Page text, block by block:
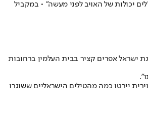
יכולות של האויב לפני מעשה" • במקביל
ישראל אפרים קציר בבית העלמין ברחובות
יירטו כמה מהטילים הישראליים ששוגרו